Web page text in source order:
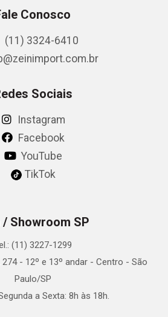
Conosco
(11) 3324-6410
Sociais
Instagram
Facebook
YouTube
TikTok
/ Showroom SP
(11) 3227-1299
- 12º e 13º andar - Centro - São
Paulo/SP
a Sexta: 8h às 18h.